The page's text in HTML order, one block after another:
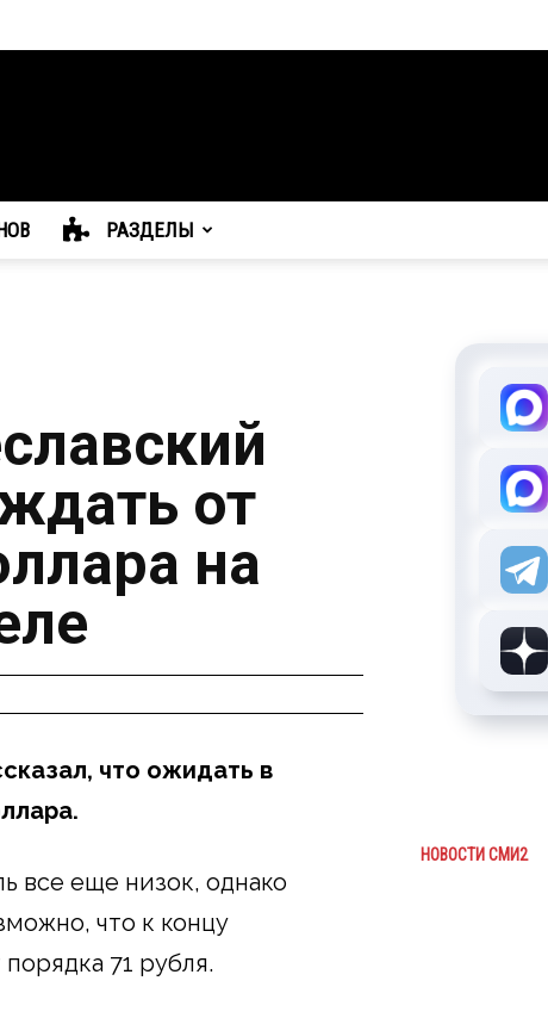
РАЗДЕЛЫ
от
на
что ожидать в
все еще низок, однако
что к концу
71 рубля.
НОВОСТИ СМИ2